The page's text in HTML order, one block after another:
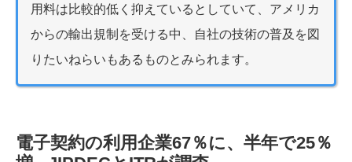
用料は比較的低く抑えているとしていて、アメリカ
からの輸出規制を受ける中、自社の技術の普及を図
りたいねらいもあるものとみられます。
電子契約の利用企業67％に、半年で25％